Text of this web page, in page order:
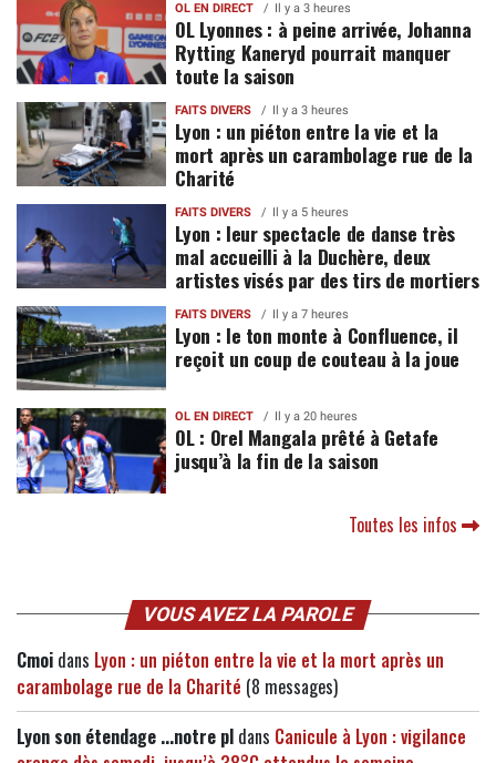
OL EN DIRECT Il y a 3 heures
OL Lyonnes : à peine arrivée, Johanna
Rytting Kaneryd pourrait manquer
toute la saison
FAITS DIVERS Il y a 3 heures
Lyon : un piéton entre la vie et la
mort après un carambolage rue de la
Charité
FAITS DIVERS Il y a 5 heures
Lyon : leur spectacle de danse très
mal accueilli à la Duchère, deux
artistes visés par des tirs de mortiers
FAITS DIVERS Il y a 7 heures
Lyon : le ton monte à Confluence, il
reçoit un coup de couteau à la joue
OL EN DIRECT Il y a 20 heures
OL : Orel Mangala prêté à Getafe
jusqu’à la fin de la saison
Toutes les infos
VOUS AVEZ LA PAROLE
Cmoi dans Lyon : un piéton entre la vie et la mort après un
carambolage rue de la Charité (8 messages)
Lyon son étendage ...notre pl dans Canicule à Lyon : vigilance